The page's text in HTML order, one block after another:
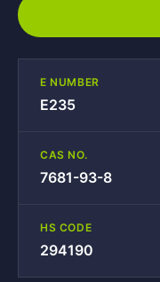
E NUMBER
E235
CAS NO.
7681-93-8
HS CODE
294190